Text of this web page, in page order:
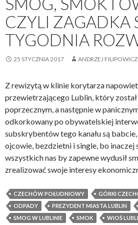
k
o
w
n
d
z
e
w
y
c
CZYLI ZAGADKA
TYGODNIA
25 STYCZNIA 2017 ANDRZEJ FILIPOWICZ
Z rewizytą w klinie korytarza
przewietrzającego Lublin, który
poprzecznym, a następnie w
odkorkowany po obywatelskiej
subskrybentów tego kanału są
ojcowie, bezdzietni i single, bo inaczej
wszystkich nas by zapewne wydusił
zrealizować swoje interesy
CZECHÓW POŁUDNIOWY GÓRKI
ODPADY
PREZYDENT MIASTA LUBLIN
SMOG W LUBLINIE
SMOK WIOŚ